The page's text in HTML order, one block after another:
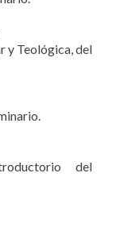
y Teológica, del
del